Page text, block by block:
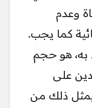
وعدم
كما يجب.
به، هو حجم
على
ذلك من